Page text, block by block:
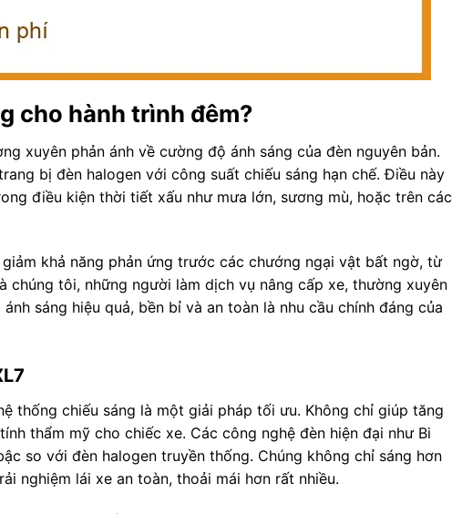
cho hành trình đêm?
xuyên phản ánh về cường độ ánh sáng của đèn nguyên bản.
bị đèn halogen với công suất chiếu sáng hạn chế. Điều này
điều kiện thời tiết xấu như mưa lớn, sương mù, hoặc trên các
khả năng phản ứng trước các chướng ngại vật bất ngờ, từ
tôi, những người làm dịch vụ nâng cấp xe, thường xuyên
sáng hiệu quả, bền bỉ và an toàn là nhu cầu chính đáng của
thống chiếu sáng là một giải pháp tối ưu. Không chỉ giúp tăng
thẩm mỹ cho chiếc xe. Các công nghệ đèn hiện đại như Bi
so với đèn halogen truyền thống. Chúng không chỉ sáng hơn
nghiệm lái xe an toàn, thoải mái hơn rất nhiều.